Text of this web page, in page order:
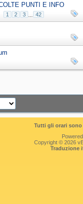
PUNTI E INFO
1 2 3 ... 42
Tutti gli orari
Copyright © 2026
Traduzione